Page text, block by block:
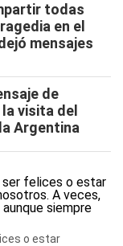
todas
en el
mensajes
de
visita del
Argentina
o estar